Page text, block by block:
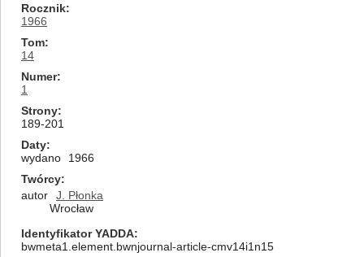
Rocznik
1966
Tom
14
Numer
1
Strony
189-201
Daty
wydano
1966
Twórcy
autor
J. Płonka
Wrocław
Identyfikator YADDA
bwmeta1.element.bwnjournal-article-cmv14i1n15